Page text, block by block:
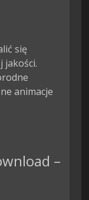
się
jakości.
animacje
–